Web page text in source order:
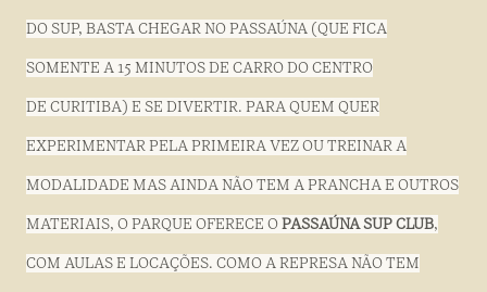
DO SUP, BASTA CHEGAR NO PASSAÚNA (QUE FICA
SOMENTE A 15 MINUTOS DE CARRO DO CENTRO
DE CURITIBA) E SE DIVERTIR. PARA QUEM QUER
EXPERIMENTAR PELA PRIMEIRA VEZ OU TREINAR A
MODALIDADE MAS AINDA NÃO TEM A PRANCHA E OUTROS
MATERIAIS, O PARQUE OFERECE OPASSAÚNA SUP CLUB,
COM AULAS E LOCAÇÕES. COMO A REPRESA NÃO TEM